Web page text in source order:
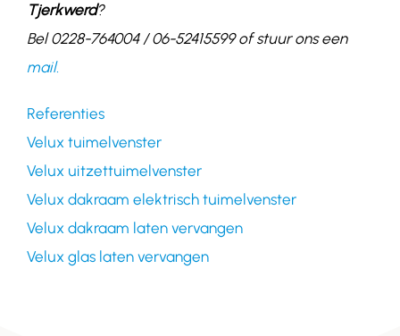
Tjerkwerd?
Bel 0228-764004 / 06-52415599 of stuur ons een
mail.
Referenties
Velux tuimelvenster
Velux uitzettuimelvenster
Velux dakraam elektrisch tuimelvenster
Velux dakraam laten vervangen
Velux glas laten vervangen